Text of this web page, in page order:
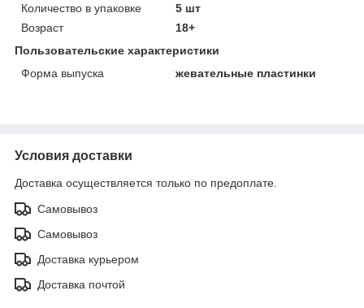
Количество в упаковке
5 шт
Возраст
18+
Пользовательские характеристики
Форма выпуска
жевательные пластинки
Условия доставки
Доставка осуществляется только по предоплате.
Самовывоз
Самовывоз
Доставка курьером
Доставка почтой